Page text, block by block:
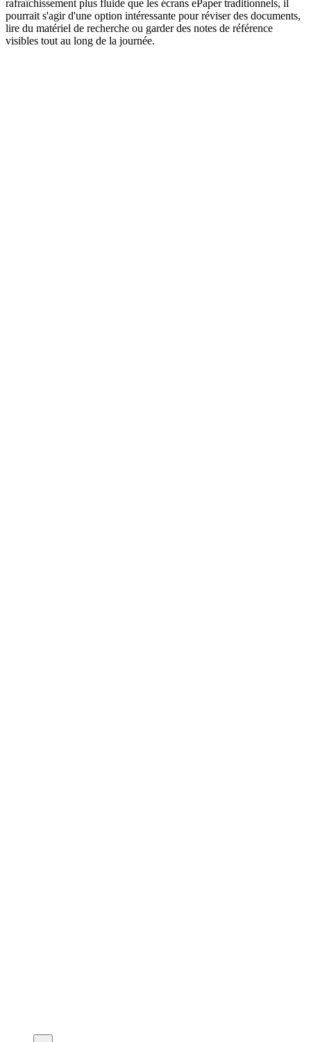
rafraîchissement plus fluide que les écrans ePaper traditionnels, il
pourrait s'agir d'une option intéressante pour réviser des documents,
lire du matériel de recherche ou garder des notes de référence
visibles tout au long de la journée.